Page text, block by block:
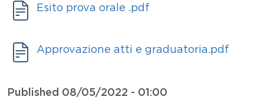
Allegati
DocumentEsito prova orale .pdf
Allegati
DocumentApprovazione atti e graduatoria.pdf
Published 08/05/2022 - 01:00